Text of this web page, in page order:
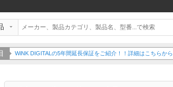
WiNK DIGITALの5年間延長保証をご紹介！！詳細はこちらから